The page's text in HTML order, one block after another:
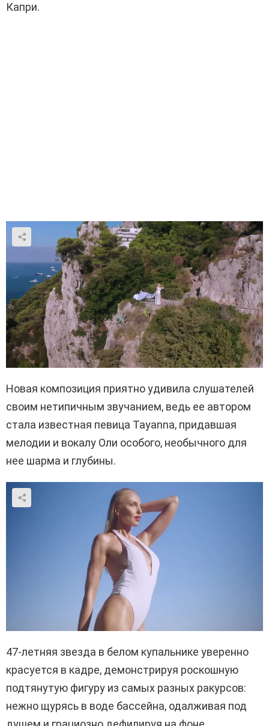
Капри.
Новая композиция приятно удивила слушателей
своим нетипичным звучанием, ведь ее автором
стала известная певица Tayanna, придавшая
мелодии и вокалу Оли особого, необычного для
нее шарма и глубины.
47-летняя звезда в белом купальнике уверенно
красуется в кадре, демонстрируя роскошную
подтянутую фигуру из самых разных ракурсов:
нежно щурясь в воде бассейна, одалживая под